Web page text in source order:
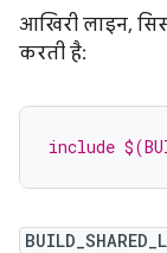
आखिरी लाइन,
करती है:
include